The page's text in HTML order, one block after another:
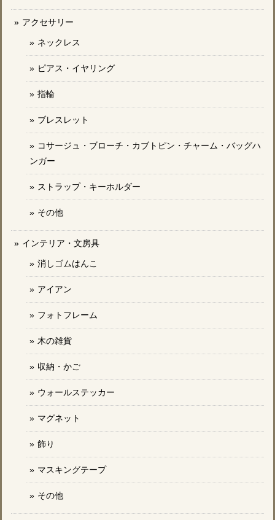
アクセサリー
ネックレス
ピアス・イヤリング
指輪
ブレスレット
コサージュ・ブローチ・カブトピン・チャーム・バッグハ
ンガー
ストラップ・キーホルダー
その他
インテリア・文房具
消しゴムはんこ
アイアン
フォトフレーム
木の雑貨
収納・かご
ウォールステッカー
マグネット
飾り
マスキングテープ
その他